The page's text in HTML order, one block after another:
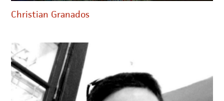
Christian Granados